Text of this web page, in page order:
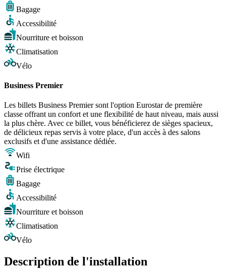
Bagage
Accessibilité
Nourriture et boisson
Climatisation
Vélo
Business Premier
Les billets Business Premier sont l'option Eurostar de première
classe offrant un confort et une flexibilité de haut niveau, mais aussi
la plus chère. Avec ce billet, vous bénéficierez de sièges spacieux,
de délicieux repas servis à votre place, d'un accès à des salons
exclusifs et d'une assistance dédiée.
Wifi
Prise électrique
Bagage
Accessibilité
Nourriture et boisson
Climatisation
Vélo
Description de l'installation